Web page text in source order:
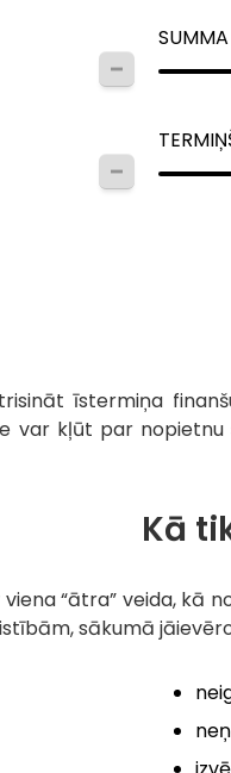
SUMMA
īstermiņa
var kļūt par
Kā
viena “ātra” veida, kā
sākumā